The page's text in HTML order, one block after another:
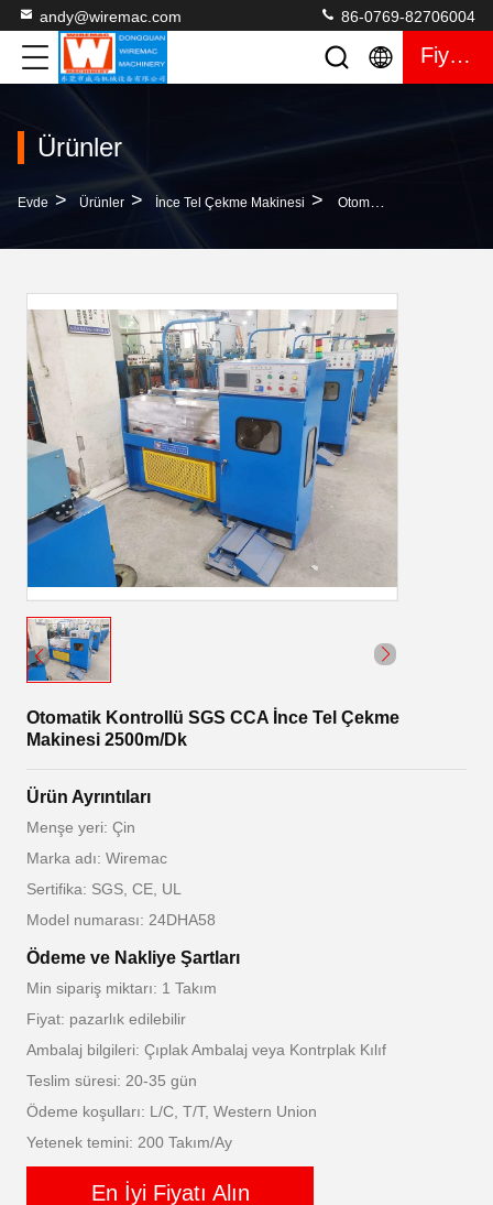
andy@wiremac.com 86-0769-82706004
Fiyat Teklifi
Ürünler
Evde > Ürünler > İnce Tel Çekme Makinesi > Otomatik Kontrollü SGS CCA İnce Tel Çekme Makinesi 2500m/Dk
Otomatik Kontrollü SGS CCA İnce Tel Çekme
Makinesi 2500m/Dk
Ürün Ayrıntıları
Menşe yeri: Çin
Marka adı: Wiremac
Sertifika: SGS, CE, UL
Model numarası: 24DHA58
Ödeme ve Nakliye Şartları
Min sipariş miktarı: 1 Takım
Fiyat: pazarlık edilebilir
Ambalaj bilgileri: Çıplak Ambalaj veya Kontrplak Kılıf
Teslim süresi: 20-35 gün
Ödeme koşulları: L/C, T/T, Western Union
Yetenek temini: 200 Takım/Ay
En İyi Fiyatı Alın